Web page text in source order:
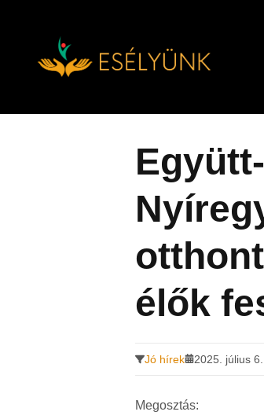
élők
Jó hírek 2025. július 6.
Megosztás: